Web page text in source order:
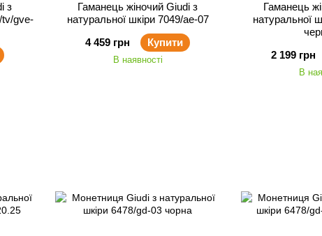
з
tv/gve-
Гаманець жіночий Giudi з
натуральної шкіри 7049/ae-07
4 459 грн
Купити
В наявності
Гаманець
натуральної
2 199 грн
В